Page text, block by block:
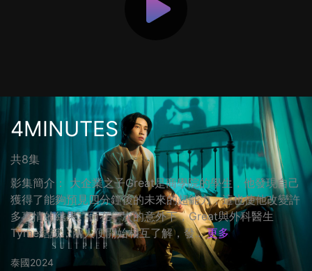
4MINUTES
共8集
影集簡介： 大企業之子Great是商學院的學生，他發現自己
獲得了能夠預見四分鐘後的未來的超能力，這也使他改變許
多事情的結果。而在一次的意外下，Great與外科醫生
Tyme結識，兩人便開始相互了解，發... 更多
泰國2024